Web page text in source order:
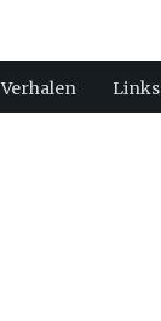
Verhalen Links